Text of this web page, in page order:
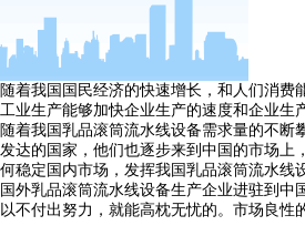
随着我国国民经济的快速增长，和人们消
工业生产能够加快企业生产的速度和企业生
随着我国乳品滚筒流水线设备需求量的不
发达的国家，他们也逐步来到中国的市场
何稳定国内市场，发挥我国乳品滚筒流水线
国外乳品滚筒流水线设备生产企业进驻到
以不付出努力，就能高枕无忧的。市场良性